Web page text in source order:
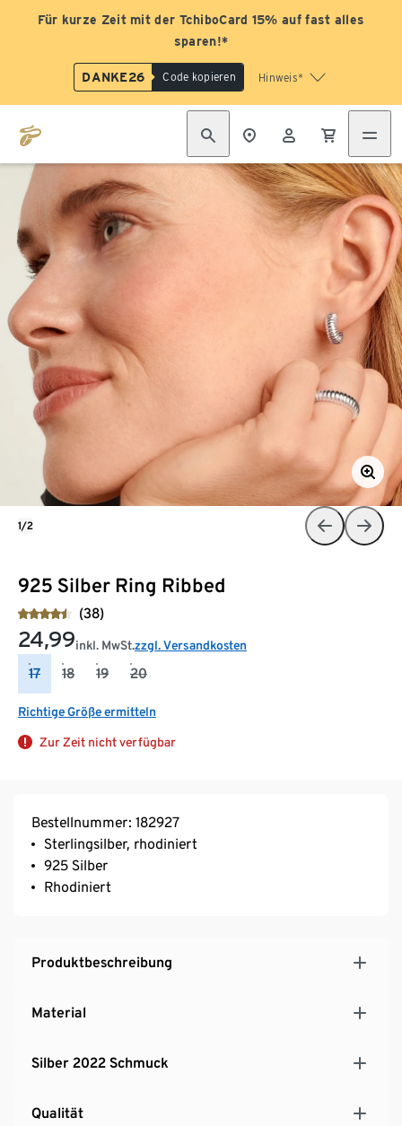
Für kurze Zeit mit der TchiboCard 15% auf fast alles
sparen!*
DANKE26 Code kopieren Hinweis*
925 Silber Ring Ribbed
(38)
24,99inkl. MwSt.zzgl. Versandkosten
17 18 19 20
Richtige Größe ermitteln
Zur Zeit nicht verfügbar
1/2
Bestellnummer: 182927
Sterlingsilber, rhodiniert
925 Silber
Rhodiniert
Produktbeschreibung
Material
Silber 2022 Schmuck
Qualität